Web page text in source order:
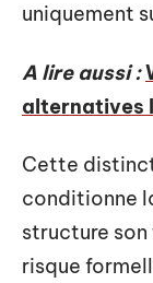
uniquement
A lire aussi :
alternatives
Cette
conditionne
structure
risque